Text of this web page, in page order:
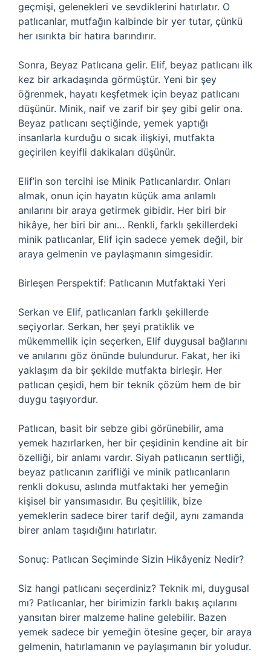
geçmişi, gelenekleri ve sevdiklerini hatırlatır. O
patlıcanlar, mutfağın kalbinde bir yer tutar, çünkü
her ısırıkta bir hatıra barındırır.
Sonra, Beyaz Patlıcana gelir. Elif, beyaz patlıcanı ilk
kez bir arkadaşında görmüştür. Yeni bir şey
öğrenmek, hayatı keşfetmek için beyaz patlıcanı
düşünür. Minik, naif ve zarif bir şey gibi gelir ona.
Beyaz patlıcanı seçtiğinde, yemek yaptığı
insanlarla kurduğu o sıcak ilişkiyi, mutfakta
geçirilen keyifli dakikaları düşünür.
Elif’in son tercihi ise Minik Patlıcanlardır. Onları
almak, onun için hayatın küçük ama anlamlı
anılarını bir araya getirmek gibidir. Her biri bir
hikâye, her biri bir anı… Renkli, farklı şekillerdeki
minik patlıcanlar, Elif için sadece yemek değil, bir
araya gelmenin ve paylaşmanın simgesidir.
Birleşen Perspektif: Patlıcanın Mutfaktaki Yeri
Serkan ve Elif, patlıcanları farklı şekillerde
seçiyorlar. Serkan, her şeyi pratiklik ve
mükemmellik için seçerken, Elif duygusal bağlarını
ve anılarını göz önünde bulundurur. Fakat, her iki
yaklaşım da bir şekilde mutfakta birleşir. Her
patlıcan çeşidi, hem bir teknik çözüm hem de bir
duygu taşıyordur.
Patlıcan, basit bir sebze gibi görünebilir, ama
yemek hazırlarken, her bir çeşidinin kendine ait bir
özelliği, bir anlamı vardır. Siyah patlıcanın sertliği,
beyaz patlıcanın zarifliği ve minik patlıcanların
renkli dokusu, aslında mutfaktaki her yemeğin
kişisel bir yansımasıdır. Bu çeşitlilik, bize
yemeklerin sadece birer tarif değil, aynı zamanda
birer anlam taşıdığını hatırlatır.
Sonuç: Patlıcan Seçiminde Sizin Hikâyeniz Nedir?
Siz hangi patlıcanı seçerdiniz? Teknik mi, duygusal
mı? Patlıcanlar, her birimizin farklı bakış açılarını
yansıtan birer malzeme haline gelebilir. Bazen
yemek sadece bir yemeğin ötesine geçer, bir araya
gelmenin, hatırlamanın ve paylaşımanın bir yoludur.